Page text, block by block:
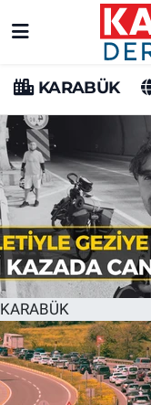
KARABÜK
KARABÜK
Karabük Hava
Karabük
Süper Lig
Tüm
Son Dakika
Haber Arşivi